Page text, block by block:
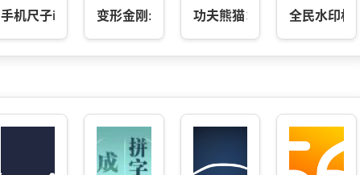
手机尺子iMetre测距- 测量工具
变形金刚:地球之战功夫熊猫：神龙大侠全民水印相机